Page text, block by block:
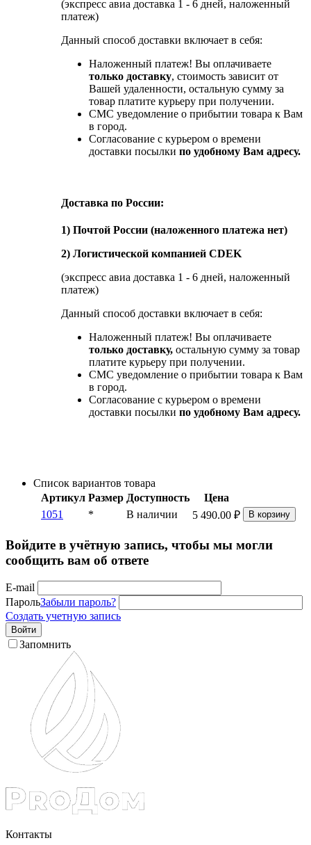
(экспресс авиа доставка 1 - 6 дней, наложенный
платеж)
Данный способ доставки включает в себя:
Наложенный платеж! Вы оплачиваете
только доставку, стоимость зависит от
Вашей удаленности, остальную сумму за
товар платите курьеру при получении.
СМС уведомление о прибытии товара к Вам
в город.
Согласование с курьером о времени
доставки посылки по удобному Вам адресу.
Доставка по России:
1) Почтой России (наложенного платежа нет)
2) Логистической компанией CDEK
(экспресс авиа доставка 1 - 6 дней, наложенный
платеж)
Данный способ доставки включает в себя:
Наложенный платеж! Вы оплачиваете
только доставку, остальную сумму за товар
платите курьеру при получении.
СМС уведомление о прибытии товара к Вам
в город.
Согласование с курьером о времени
доставки посылки по удобному Вам адресу.
Список вариантов товара
Артикул Размер Доступность
Цена
1051
* В наличии 5 490.00 ₽ В корзину
Войдите в учётную запись, чтобы мы могли
сообщить вам об ответе
E-mail
ПарольЗабыли пароль?
Создать учетную запись
Войти
Запомнить
Контакты